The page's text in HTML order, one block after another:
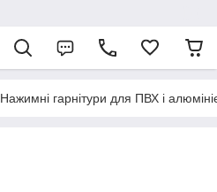
Нажимні гарнітури для ПВХ і